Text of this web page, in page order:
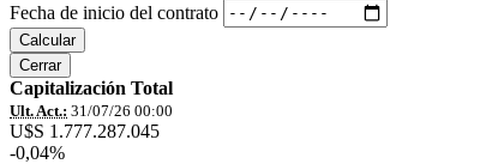
Fecha de inicio del contrato
Calcular
Cerrar
Capitalización Total
Ult. Act.: 31/07/26 00:00
U$S 1.777.287.045
-0,04%